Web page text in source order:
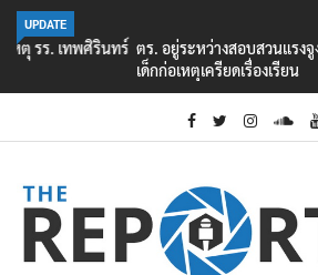
UPDATE
ตร. อยู่ระหว่างสอบสวนแรงจูงใจ เหตุยิงในโรง
เด็กก่อเหตุเครียดเรื่องเรียน